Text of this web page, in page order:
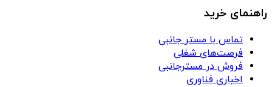
راهنمای خرید
تماس با مستر جانبی
فرصت‌های شغلی
فروش در مسترجانبی
اخباری فناوری